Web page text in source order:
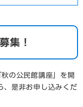
集！
の公民館講座」を開
、是非お申し込みくだ